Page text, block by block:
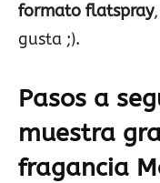
formato flatspray
gusta ;).
Pasos a
muestra
fragancia